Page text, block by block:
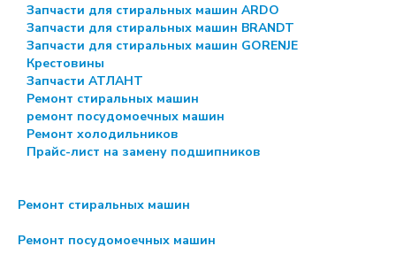
Запчасти для стиральных машин ARDO
Запчасти для стиральных машин BRANDT
Запчасти для стиральных машин GORENJE
Крестовины
Запчасти АТЛАНТ
Ремонт стиральных машин
ремонт посудомоечных машин
Ремонт холодильников
Прайс-лист на замену подшипников
Ремонт стиральных машин
Ремонт посудомоечных машин